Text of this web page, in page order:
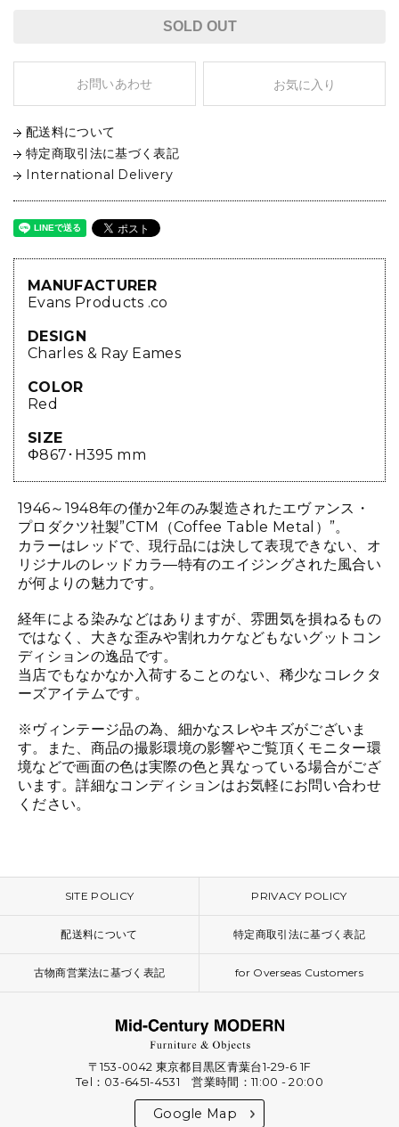
SOLD OUT
お問いあわせ お気に入り
配送料について
特定商取引法に基づく表記
International Delivery
MANUFACTURER
Evans Products .co
DESIGN
Charles & Ray Eames
COLOR
Red
SIZE
Φ867･H395 mm
1946～1948年の僅か2年のみ製造されたエヴァンス・
プロダクツ社製”CTM（Coffee Table Metal）”。
カラーはレッドで、現行品には決して表現できない、オ
リジナルのレッドカラ―特有のエイジングされた風合い
が何よりの魅力です。
経年による染みなどはありますが、雰囲気を損ねるもの
ではなく、大きな歪みや割れカケなどもないグットコン
ディションの逸品です。
当店でもなかなか入荷することのない、稀少なコレクタ
ーズアイテムです。
※ヴィンテージ品の為、細かなスレやキズがございま
す。また、商品の撮影環境の影響やご覧頂くモニター環
境などで画面の色は実際の色と異なっている場合がござ
います。詳細なコンディションはお気軽にお問い合わせ
ください。
SITE POLICY PRIVACY POLICY
配送料について 特定商取引法に基づく表記
古物商営業法に基づく表記 for Overseas Customers
〒153-0042 東京都目黒区青葉台1-29-6 1F
Tel：03-6451-4531 営業時間：11:00 - 20:00
Google Map